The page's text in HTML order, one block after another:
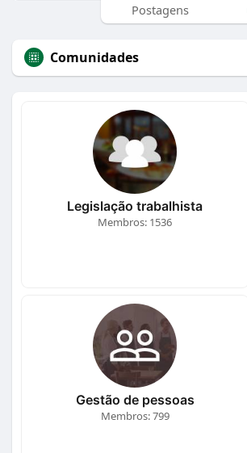
Postagens
Comunidades
Legislação trabalhista
Membros: 1536
Gestão de pessoas
Membros: 799